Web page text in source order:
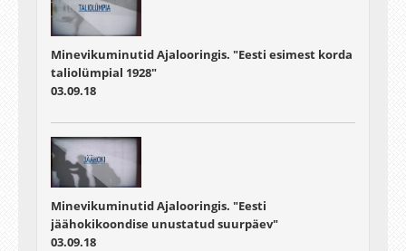
Minevikuminutid Ajalooringis. "Eesti esimest korda
taliolümpial 1928"
03.09.18
Minevikuminutid Ajalooringis. "Eesti
jäähokikoondise unustatud suurpäev"
03.09.18